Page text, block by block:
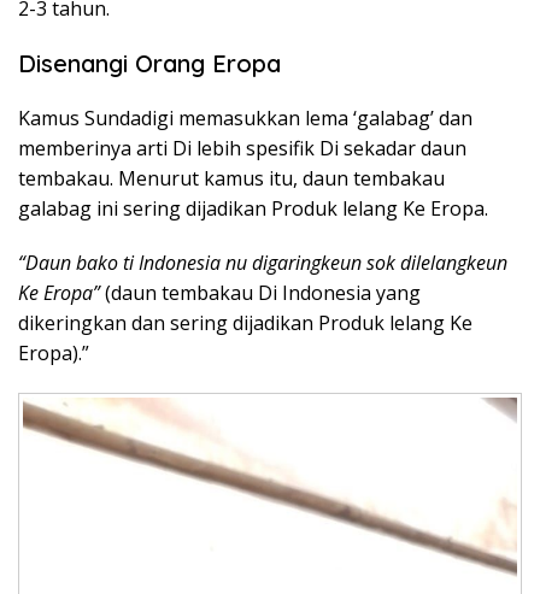
2-3 tahun.
Disenangi Orang Eropa
Kamus Sundadigi memasukkan lema ‘galabag’ dan
memberinya arti Di lebih spesifik Di sekadar daun
tembakau. Menurut kamus itu, daun tembakau
galabag ini sering dijadikan Produk lelang Ke Eropa.
“Daun bako ti Indonesia nu digaringkeun sok dilelangkeun
Ke Eropa”(daun tembakau Di Indonesia yang
dikeringkan dan sering dijadikan Produk lelang Ke
Eropa).”